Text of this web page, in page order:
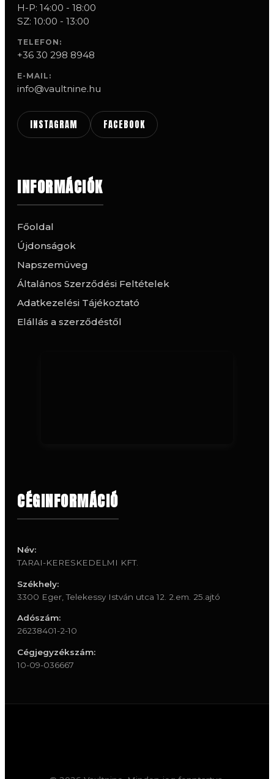
H-P: 14:00 - 18:00
SZ: 10:00 - 13:00
TELEFON:
+36 30 298 8948
E-MAIL:
info@vaultnine.hu
INSTAGRAM FACEBOOK
INFORMÁCIÓK
Főoldal
Újdonságok
Napszemüveg
Általános Szerződési Feltételek
Adatkezelési Tájékoztató
Elállás a szerződéstől
CÉGINFORMÁCIÓ
Név:
TARAI-KERESKEDELMI KFT.
Székhely:
3300 Eger, Telekessy István utca 12. 2.em. 25.ajtó
Adószám:
26238401-2-10
Cégjegyzékszám:
10-09-036667